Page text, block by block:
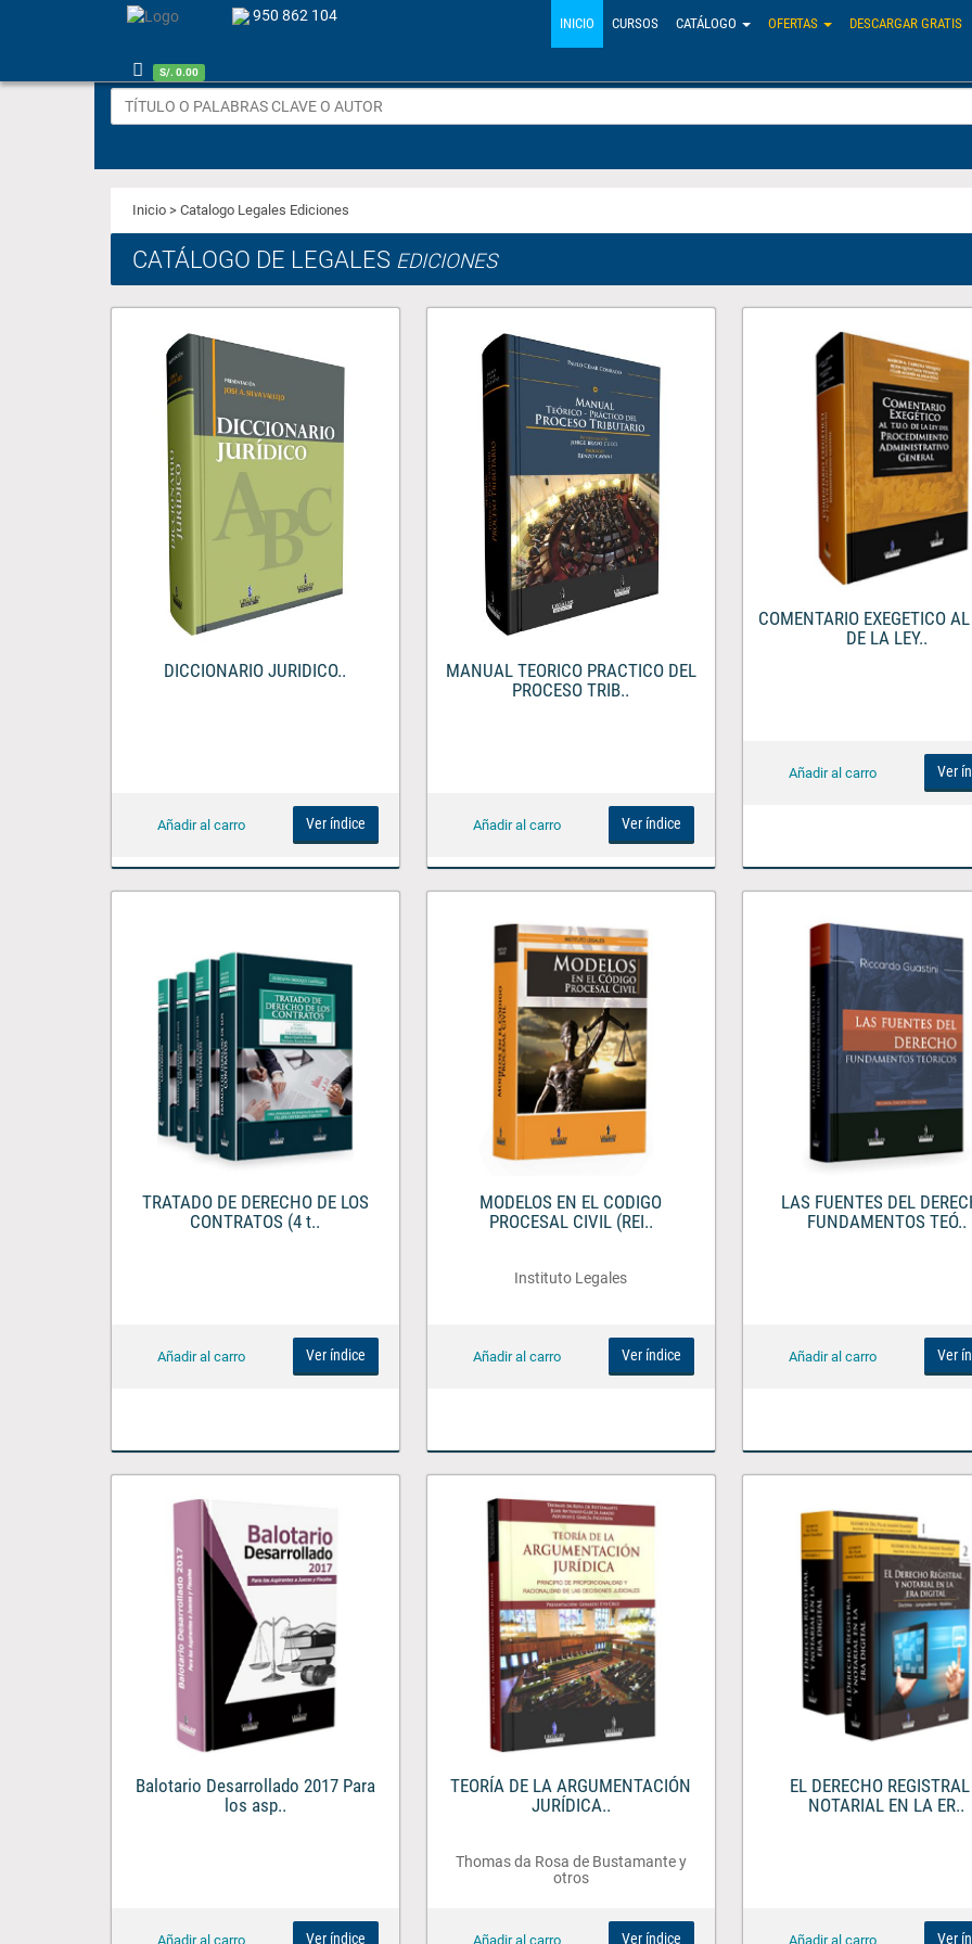
950 862 104
S/. 0.00
INICIO CURSOS CATÁLOGO OFERTAS DESCARGAR GRATIS
Inicio > Catalogo Legales Ediciones
CATÁLOGO DE LEGALES EDICIONES
DICCIONARIO JURIDICO..
Ver índice
MANUAL TEORICO PRACTICO DEL
PROCESO TRIB..
Ver índice
COMENTARIO EXEGETICO
DE LA LEY..
Ver
TRATADO DE DERECHO DE LOS
CONTRATOS (4 t..
Ver índice
MODELOS EN EL CODIGO
PROCESAL CIVIL (REI..
Instituto Legales
Ver índice
LAS FUENTES DEL
FUNDAMENTOS TEÓ..
Ver
Balotario Desarrollado 2017 Para
los asp..
Ver índice
TEORÍA DE LA ARGUMENTACIÓN
JURÍDICA..
Thomas da Rosa de Bustamante y
otros
Ver índice
EL DERECHO
NOTARIAL EN LA ER..
Ver